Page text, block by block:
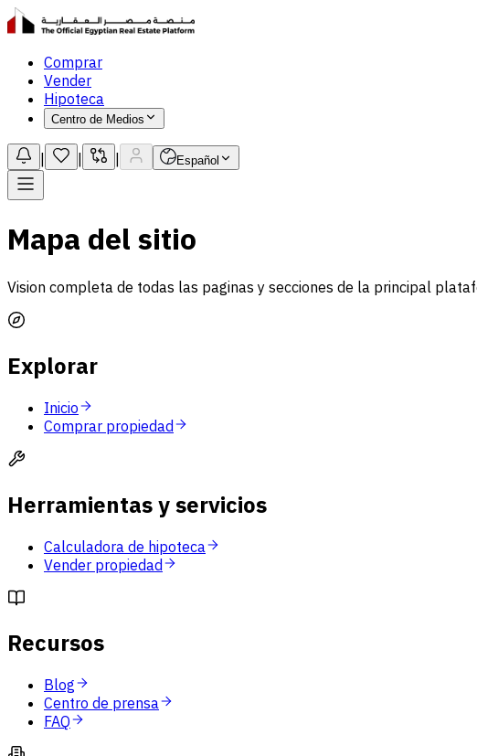
Comprar
Vender
Hipoteca
Centro de Medios
Español
Mapa del sitio
Vision completa de todas las paginas y secciones de la principal
Explorar
Inicio
Comprar propiedad
Herramientas y servicios
Calculadora de hipoteca
Vender propiedad
Recursos
Blog
Centro de prensa
FAQ